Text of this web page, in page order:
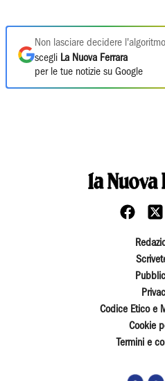
Non lasciare decidere
scegli La Nuova Ferrara
per le tue notizie su Google
Codice Etico e
Cookie
Termini e